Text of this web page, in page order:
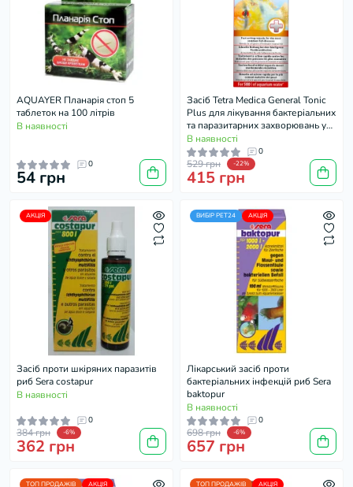
AQUAYER Планарія стоп 5
таблеток на 100 літрів
В наявності
0
54 грн
Засіб Tetra Medica General Tonic
Plus для лікування бактеріальних
та паразитарних захворювань у
риб, 20 мл на 500 л
В наявності
0
529 грн -22%
415 грн
АКЦІЯ
Засіб проти шкіряних паразитів
риб Sera costapur
В наявності
0
384 грн -6%
362 грн
ВИБІР PET24 АКЦІЯ
Лікарський засіб проти
бактеріальних інфекцій риб Sera
baktopur
В наявності
0
698 грн -6%
657 грн
ТОП ПРОДАЖІВ АКЦІЯ ТОП ПРОДАЖІВ АКЦІЯ